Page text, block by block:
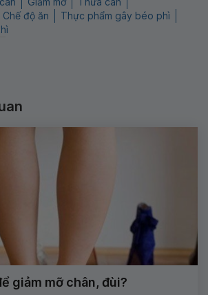
Chế độ ăn
Thực phẩm gây béo phì
giảm mỡ chân, đùi?